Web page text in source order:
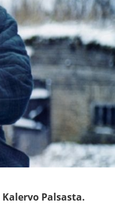
Kalervo Palsasta.